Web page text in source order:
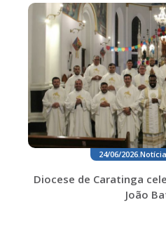
24/06/2026.
Diocese de Caratinga
João